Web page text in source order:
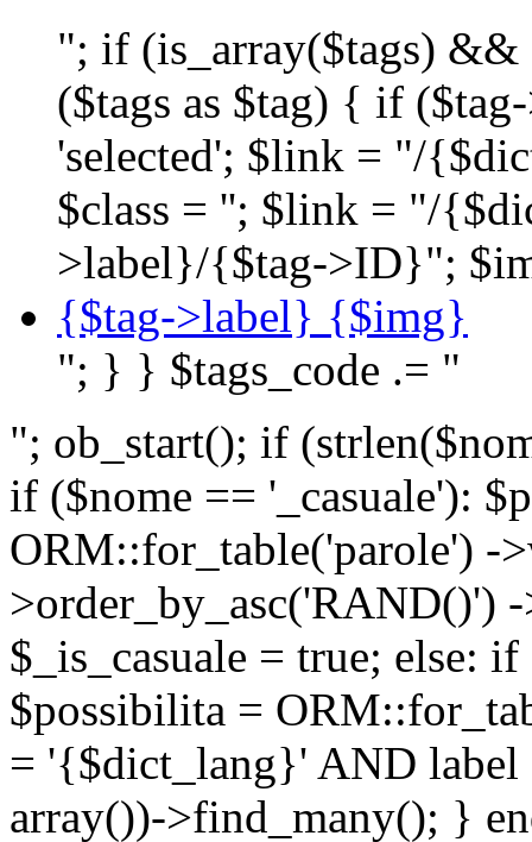
"; if (is_array($tags) &&
($tags as $tag) { if
'selected'; $link = "/
$class = ''; $link = "/
>label}/{$tag->ID}";
{$tag->label} {$img}
"; } } $tags_code .= "
"; ob_start(); if
if ($nome == '_casuale'):
ORM::for_table('parole') -
>order_by_asc('RAND()')
$_is_casuale = true; else:
$possibilita =
= '{$dict_lang}' AND
array())->find_many(); }